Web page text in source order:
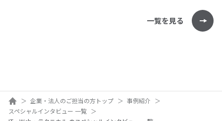
一覧を見る
ホーム企業・法人のご担当の方トップ
事例紹介
スペシャルインタビュー 一覧